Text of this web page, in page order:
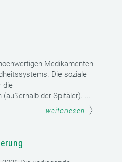
Medikamenten
Die soziale